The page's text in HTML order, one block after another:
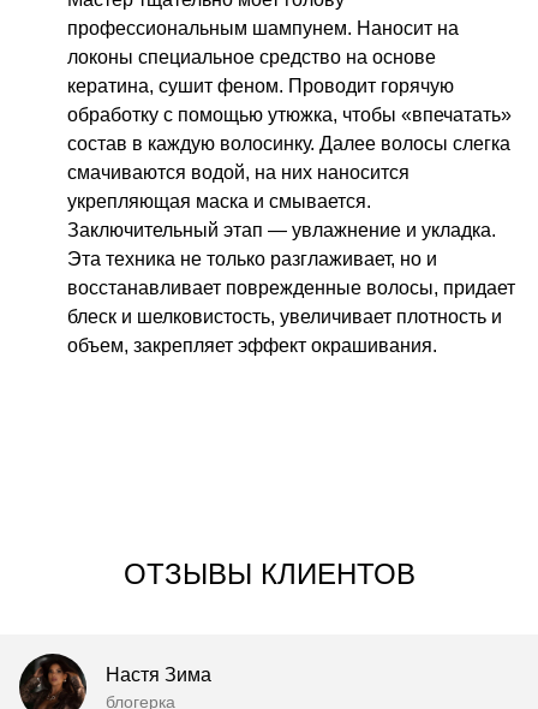
профессиональным шампунем. Наносит на
локоны специальное средство на основе
кератина, сушит феном. Проводит горячую
обработку с помощью утюжка, чтобы «впечатать»
состав в каждую волосинку. Далее волосы слегка
смачиваются водой, на них наносится
укрепляющая маска и смывается.
Заключительный этап — увлажнение и укладка.
Эта техника не только разглаживает, но и
восстанавливает поврежденные волосы, придает
блеск и шелковистость, увеличивает плотность и
объем, закрепляет эффект окрашивания.
ОТЗЫВЫ КЛИЕНТОВ
Настя Зима
блогерка